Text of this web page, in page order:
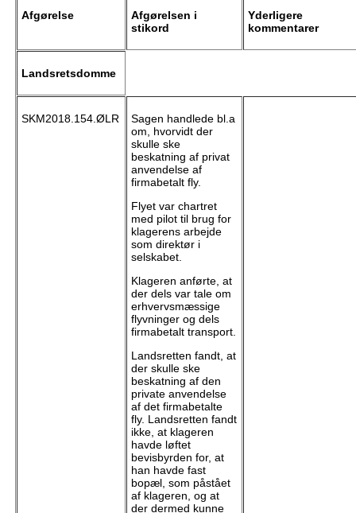
Afgørelse
Afgørelsen i
stikord
Yderligere
kommentarer
Landsretsdomme
SKM2018.154.ØLR
Sagen handlede bl.a
om, hvorvidt der
skulle ske
beskatning af privat
anvendelse af
firmabetalt fly.
Flyet var chartret
med pilot til brug for
klagerens arbejde
som direktør i
selskabet.
Klageren anførte, at
der dels var tale om
erhvervsmæssige
flyvninger og dels
firmabetalt transport.
Landsretten fandt, at
der skulle ske
beskatning af den
private anvendelse
af det firmabetalte
fly. Landsretten fandt
ikke, at klageren
havde løftet
bevisbyrden for, at
han havde fast
bopæl, som påstået
af klageren, og at
der dermed kunne